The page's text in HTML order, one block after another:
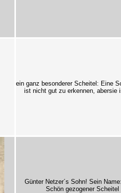
ein ganz besonderer Scheitel: Eine
ist nicht gut zu erkennen, abersie
Günter Netzer´s Sohn! Sein
Schön gezogener Scheitel